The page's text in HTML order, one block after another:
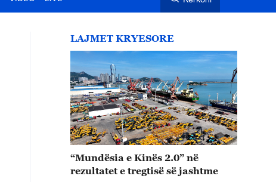
LAJMET KRYESORE
“Mundësia e Kinës 2.0” në
rezultatet e tregtisë së jashtme